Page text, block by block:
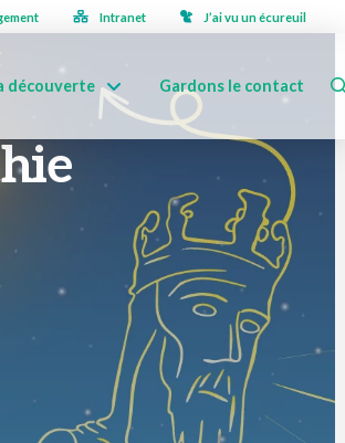
Intranet J’ai vu un écureuil
découverte Gardons le contact